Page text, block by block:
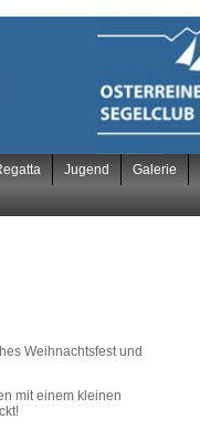
Jugend
Galerie
Weihnachtsfest und
mit einem kleinen